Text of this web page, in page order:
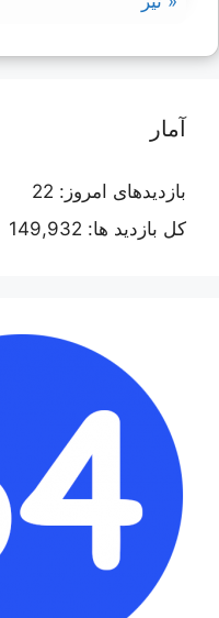
آمار
بازدیدهای امروز: 22
کل بازدید ها: 149,932